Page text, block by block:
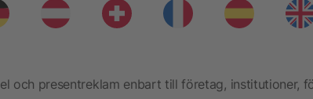
och presentreklam enbart till företag, institutioner,